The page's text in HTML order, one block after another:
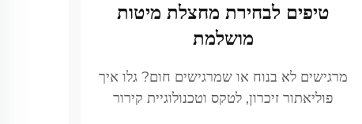
טיפים לבחירת מחצלת מיטות
מושלמת
מרגישים לא בנוח או שמרגישים חום? גלו איך
פוליאתור זיכרון, לטקס וטכנולוגיית קירור